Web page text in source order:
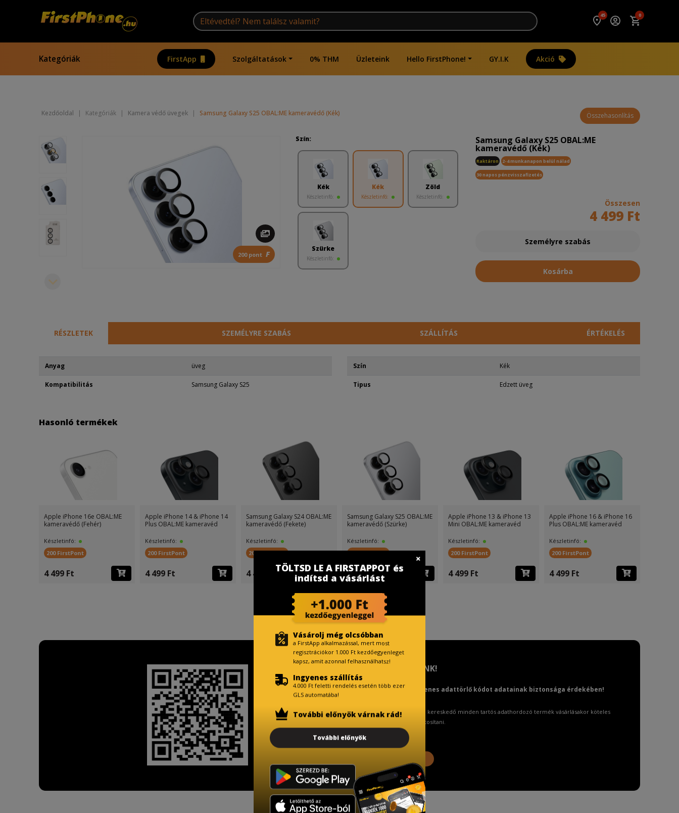
45 0
Kategóriák FirstApp Szolgáltatások 0% THM Üzleteink Hello FirstPhone! GY.I.K Akció
Kezdőoldal | Kategóriák | Kamera védő üvegek | Samsung Galaxy S25 OBAL:ME kameravédő (Kék) Összehasonlítás
200 pont F
Szín:
Kék
Készletinfó:
Kék
Készletinfó:
Zöld
Készletinfó:
Szürke
Készletinfó:
Samsung Galaxy S25 OBAL:ME
kameravédő (Kék)
Raktáron 2-4 munkanapon belül nálad
30 napos pénzvisszafizetés
Összesen
4 499 Ft
Személyre szabás
Kosárba
RÉSZLETEK SZEMÉLYRE SZABÁS SZÁLLÍTÁS ÉRTÉKELÉS
Anyag üveg
Kompatibilitás Samsung Galaxy S25
Szín Kék
Tipus Edzett üveg
Hasonló termékek
Apple iPhone 16e OBAL:ME
kameravédő (Fehér)
Készletinfó:
200 FirstPont
4 499 Ft
Apple iPhone 14 & iPhone 14
Plus OBAL:ME kameravéd
Készletinfó:
200 FirstPont
4 499 Ft
Samsung Galaxy S24 OBAL:ME
kameravédő (Fekete)
Készletinfó:
200 FirstPont
4 499 Ft
Samsung Galaxy S25 OBAL:ME
kameravédő (Szürke)
Készletinfó:
200 FirstPont
4 499 Ft
Apple iPhone 13 & iPhone 13
Mini OBAL:ME kameravéd
Készletinfó:
200 FirstPont
4 499 Ft
Apple iPhone 16 & iPhone 16
Plus OBAL:ME kameravéd
Készletinfó:
200 FirstPont
4 499 Ft
TISZTELT VÁSÁRLÓNK!
Fizetésnél kérje az ingyenes adattörlő kódot adatainak biztonsága érdekében!
A Kormány döntése alapján a kereskedő minden tartós adathordozó termék vásárlásakor köteles
ingyenes adattörlő kódot biztosítani.
TÖLTSD LE A FIRSTAPPOT és
indítsd a vásárlást
Vásárolj még olcsóbban
a FirstApp alkalmazással, mert most
regisztrációkor 1.000 Ft kezdőegyenleget
kapsz, amit azonnal felhasználhatsz!
Ingyenes szállítás
4.000 Ft feletti rendelés esetén több ezer
GLS automatába!
További előnyök várnak rád!
További előnyök